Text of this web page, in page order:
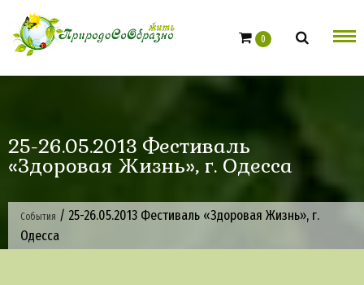
content
0
25-26.05.2013 Фестиваль
«Здоровая Жизнь», г. Одесса
События / 25-26.05.2013 Фестиваль «Здоровая Жизнь», г.
Одесса